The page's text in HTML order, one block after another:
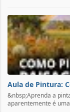
Aula de Pintura:
&nbsp;Aprenda a
aparentemente é